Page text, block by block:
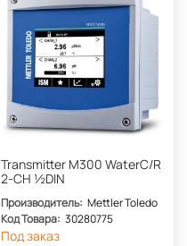
Transmitter M300 WaterC/R
2-CH ½DIN
Производитель: Mettler Toledo
Код Товара: 30280775
Под заказ